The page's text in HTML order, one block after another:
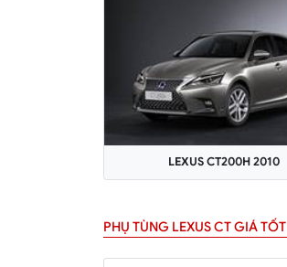
LEXUS CT200H 2010
PHỤ TÙNG LEXUS CT GIÁ TỐT